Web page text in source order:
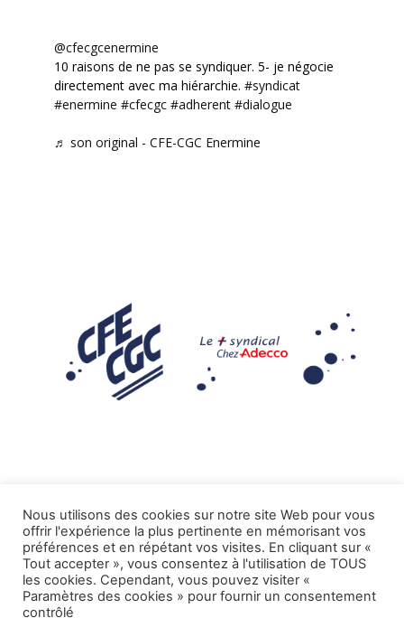
@cfecgcenermine
10 raisons de ne pas se syndiquer. 5- je négocie
directement avec ma hiérarchie. #syndicat
#enermine #cfecgc #adherent #dialogue
♬ son original - CFE-CGC Enermine
Mentions légales
Tous droits réservés CFE-CGC ADECCO.
Nous utilisons des cookies sur notre site Web pour vous
offrir l'expérience la plus pertinente en mémorisant vos
préférences et en répétant vos visites. En cliquant sur «
Tout accepter », vous consentez à l'utilisation de TOUS
les cookies. Cependant, vous pouvez visiter «
Paramètres des cookies » pour fournir un consentement
contrôlé